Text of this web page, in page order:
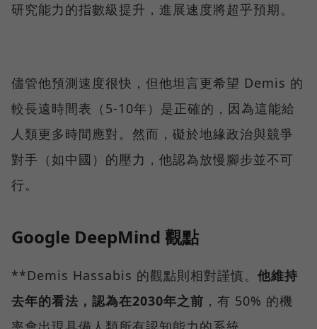
研究能力的指數級提升，進展速度將超乎預期。
儘管他預測速度很快，但他坦言更希望 Demis 的
較長遠時間表（5-10年）是正確的，因為這能給
人類更多時間應對。然而，礙於地緣政治與競爭
對手（如中國）的壓力，他認為放慢腳步並不可
行。
Google DeepMind 觀點
**Demis Hassabis 的觀點則相對謹慎。 他維持
去年的看法，認為在2030年之前 ，有 50% 的機